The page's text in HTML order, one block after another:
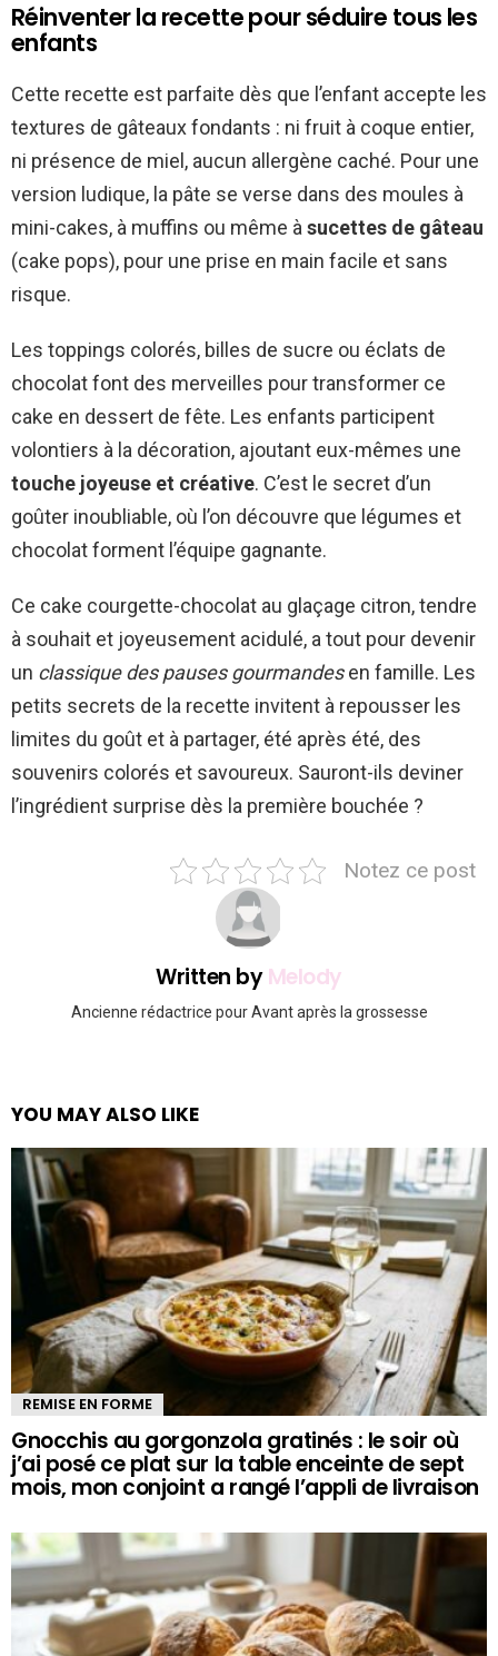
Réinventer la recette pour séduire tous les
enfants
Cette recette est parfaite dès que l’enfant accepte les
textures de gâteaux fondants : ni fruit à coque entier,
ni présence de miel, aucun allergène caché. Pour une
version ludique, la pâte se verse dans des moules à
mini-cakes, à muffins ou même à sucettes de gâteau
(cake pops), pour une prise en main facile et sans
risque.
Les toppings colorés, billes de sucre ou éclats de
chocolat font des merveilles pour transformer ce
cake en dessert de fête. Les enfants participent
volontiers à la décoration, ajoutant eux-mêmes une
touche joyeuse et créative. C’est le secret d’un
goûter inoubliable, où l’on découvre que légumes et
chocolat forment l’équipe gagnante.
Ce cake courgette-chocolat au glaçage citron, tendre
à souhait et joyeusement acidulé, a tout pour devenir
un classique des pauses gourmandesen famille. Les
petits secrets de la recette invitent à repousser les
limites du goût et à partager, été après été, des
souvenirs colorés et savoureux. Sauront-ils deviner
l’ingrédient surprise dès la première bouchée ?
Notez ce post
Written byMelody
Ancienne rédactrice pour Avant après la grossesse
YOU MAY ALSO LIKE
REMISE EN FORME
Gnocchis au gorgonzola gratinés : le soir où
j’ai posé ce plat sur la table enceinte de sept
mois, mon conjoint a rangé l’appli de livraison